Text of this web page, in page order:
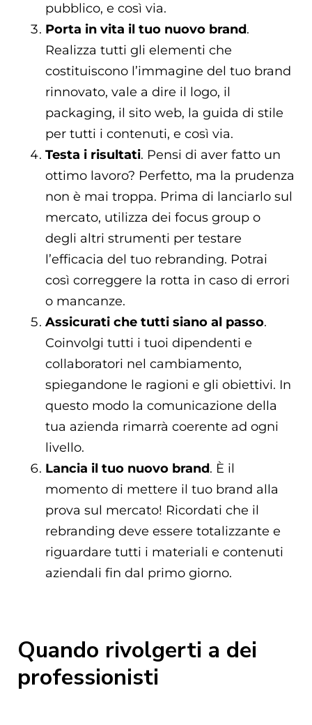
pubblico, e così via.
Porta in vita il tuo nuovo brand.
Realizza tutti gli elementi che
costituiscono l’immagine del tuo brand
rinnovato, vale a dire il logo, il
packaging, il sito web, la guida di stile
per tutti i contenuti, e così via.
Testa i risultati. Pensi di aver fatto un
ottimo lavoro? Perfetto, ma la prudenza
non è mai troppa. Prima di lanciarlo sul
mercato, utilizza dei focus group o
degli altri strumenti per testare
l’efficacia del tuo rebranding. Potrai
così correggere la rotta in caso di errori
o mancanze.
Assicurati che tutti siano al passo.
Coinvolgi tutti i tuoi dipendenti e
collaboratori nel cambiamento,
spiegandone le ragioni e gli obiettivi. In
questo modo la comunicazione della
tua azienda rimarrà coerente ad ogni
livello.
Lancia il tuo nuovo brand. È il
momento di mettere il tuo brand alla
prova sul mercato! Ricordati che il
rebranding deve essere totalizzante e
riguardare tutti i materiali e contenuti
aziendali fin dal primo giorno.
Quando rivolgerti a dei
professionisti